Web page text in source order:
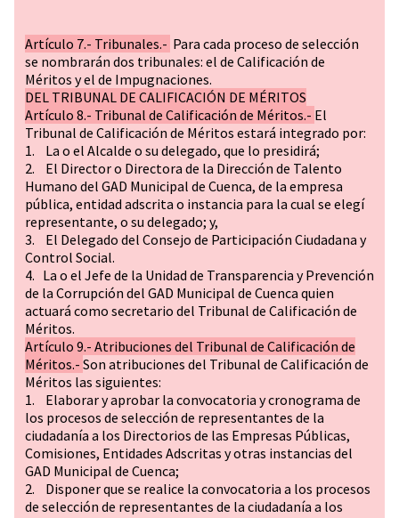
Artículo 7.- Tribunales.- Para cada proceso de selección
se nombrarán dos tribunales: el de Calificación de
Méritos y el de Impugnaciones.
DEL TRIBUNAL DE CALIFICACIÓN DE MÉRITOS
Artículo 8.- Tribunal de Calificación de Méritos.- El
Tribunal de Calificación de Méritos estará integrado por:
1. La o el Alcalde o su delegado, que lo presidirá;
2. El Director o Directora de la Dirección de Talento
Humano del GAD Municipal de Cuenca, de la empresa
pública, entidad adscrita o instancia para la cual se elegí
representante, o su delegado; y,
3. El Delegado del Consejo de Participación Ciudadana y
Control Social.
4. La o el Jefe de la Unidad de Transparencia y Prevención
de la Corrupción del GAD Municipal de Cuenca quien
actuará como secretario del Tribunal de Calificación de
Méritos.
Artículo 9.- Atribuciones del Tribunal de Calificación de
Méritos.- Son atribuciones del Tribunal de Calificación de
Méritos las siguientes:
1. Elaborar y aprobar la convocatoria y cronograma de
los procesos de selección de representantes de la
ciudadanía a los Directorios de las Empresas Públicas,
Comisiones, Entidades Adscritas y otras instancias del
GAD Municipal de Cuenca;
2. Disponer que se realice la convocatoria a los procesos
de selección de representantes de la ciudadanía a los